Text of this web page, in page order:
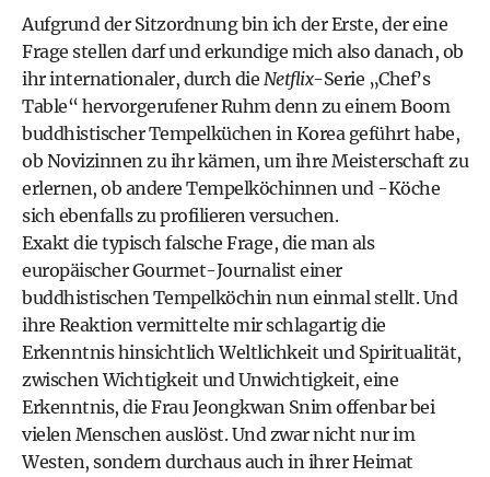
Aufgrund der Sitzordnung bin ich der Erste, der eine
Frage stellen darf und erkundige mich also danach, ob
ihr internationaler, durch die Netflix-Serie „Chef’s
Table“ hervorgerufener Ruhm denn zu einem Boom
buddhistischer Tempelküchen in Korea geführt habe,
ob Novizinnen zu ihr kämen, um ihre Meisterschaft zu
erlernen, ob andere Tempelköchinnen und -Köche
sich ebenfalls zu profilieren versuchen.
Exakt die typisch falsche Frage, die man als
europäischer Gourmet-Journalist einer
buddhistischen Tempelköchin nun einmal stellt. Und
ihre Reaktion vermittelte mir schlagartig die
Erkenntnis hinsichtlich Weltlichkeit und Spiritualität,
zwischen Wichtigkeit und Unwichtigkeit, eine
Erkenntnis, die Frau Jeongkwan Snim offenbar bei
vielen Menschen auslöst. Und zwar nicht nur im
Westen, sondern durchaus auch in ihrer Heimat